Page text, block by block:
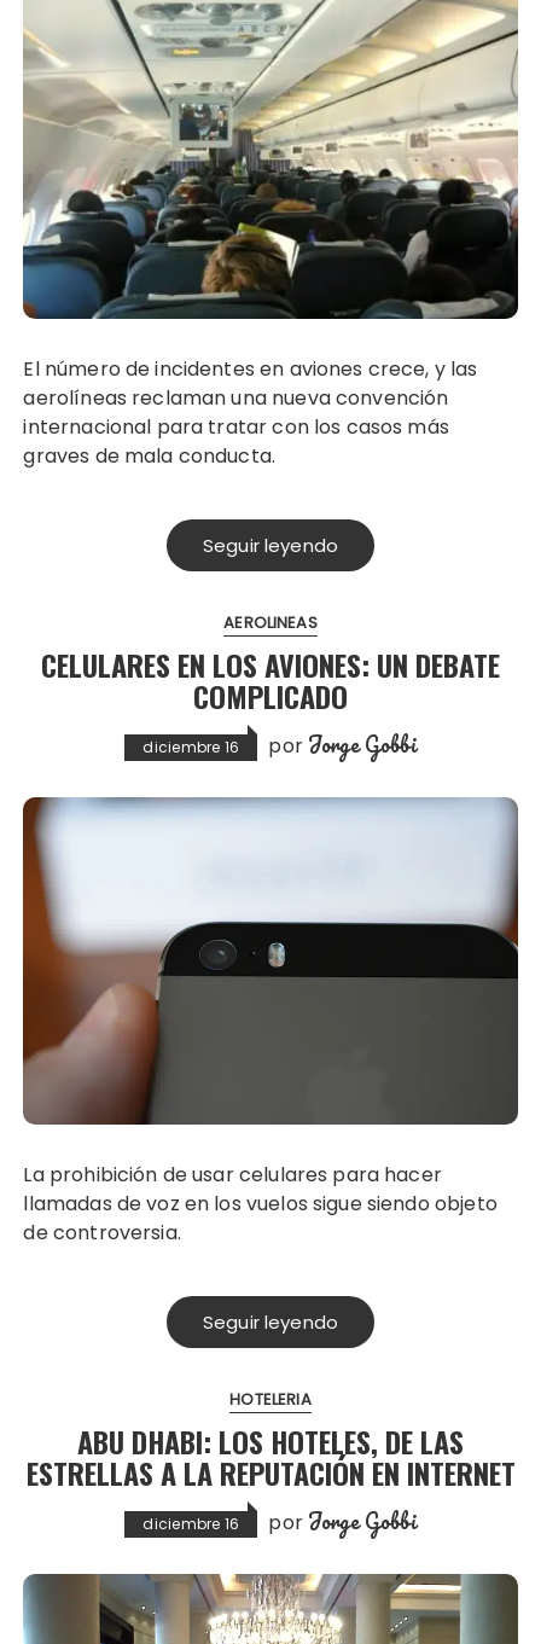
El número de incidentes en aviones crece, y las
aerolíneas reclaman una nueva convención
internacional para tratar con los casos más
graves de mala conducta.
Seguir leyendo
AEROLINEAS
CELULARES EN LOS AVIONES: UN DEBATE
COMPLICADO
diciembre 16 por Jorge Gobbi
La prohibición de usar celulares para hacer
llamadas de voz en los vuelos sigue siendo objeto
de controversia.
Seguir leyendo
HOTELERIA
ABU DHABI: LOS HOTELES, DE LAS
ESTRELLAS A LA REPUTACIÓN EN INTERNET
diciembre 16 por Jorge Gobbi